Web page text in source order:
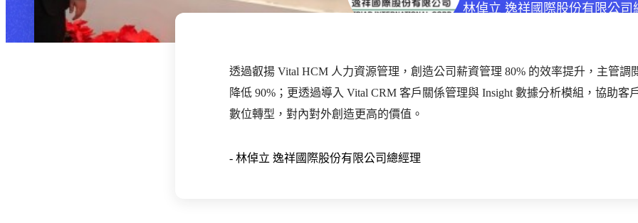
林倬立 逸祥國際股份有限公司
透過叡揚 Vital HCM 人力資源管理，創造公司薪資管理 80% 的效率提升，主管調
降低 90%；更透過導入 Vital CRM 客戶關係管理與 Insight 數據分析模組，協助客
數位轉型，對內對外創造更高的價值。
- 林倬立 逸祥國際股份有限公司總經理